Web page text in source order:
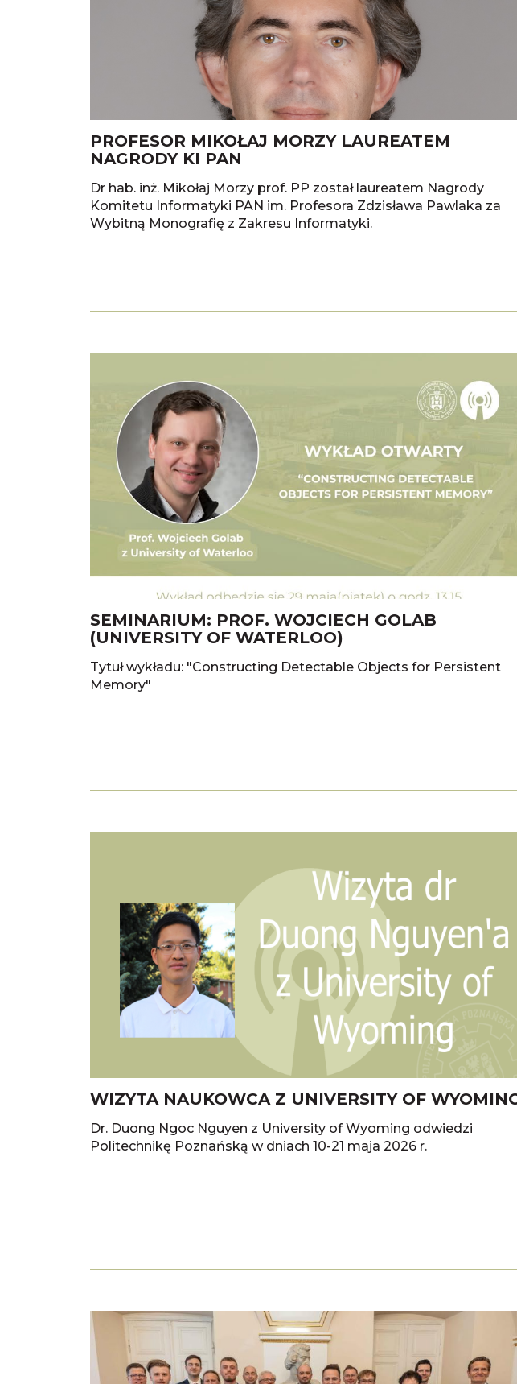
PROFESOR MIKOŁAJ MORZY LAUREATEM
NAGRODY KI PAN
Dr hab. inż. Mikołaj Morzy prof. PP został laureatem Nagrody
Komitetu Informatyki PAN im. Profesora Zdzisława Pawlaka za
Wybitną Monografię z Zakresu Informatyki.
SEMINARIUM: PROF. WOJCIECH GOLAB
(UNIVERSITY OF WATERLOO)
Tytuł wykładu: "Constructing Detectable Objects for Persistent
Memory"
WIZYTA NAUKOWCA Z UNIVERSITY OF
Dr. Duong Ngoc Nguyen z University of Wyoming odwiedzi
Politechnikę Poznańską w dniach 10-21 maja 2026 r.